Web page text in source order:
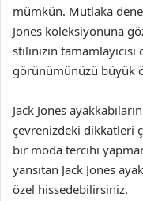
mümkün. Mutlaka
Jones koleksiyonuna
stilinizin tamamlayıcısı
görünümünüzü büyük
Jack Jones
çevrenizdeki dikkatleri
bir moda tercihi
yansıtan Jack Jones
özel hissedebilirsiniz.